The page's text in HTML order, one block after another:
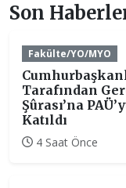
Son
Fakülte/YO/MYO
Tarafından
Şûrası’na
Katıldı
4 Saat Önce